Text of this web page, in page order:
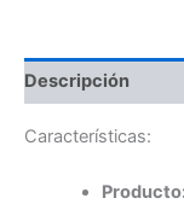
Descripción
Características: